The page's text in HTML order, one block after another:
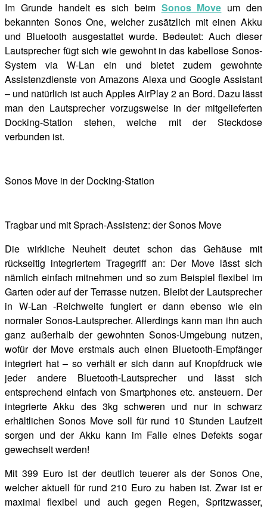
Im Grunde handelt es sich beim Sonos Move um den
bekannten Sonos One, welcher zusätzlich mit einen Akku
und Bluetooth ausgestattet wurde. Bedeutet: Auch dieser
Lautsprecher fügt sich wie gewohnt in das kabellose Sonos-
System via W-Lan ein und bietet zudem gewohnte
Assistenzdienste von Amazons Alexa und Google Assistant
– und natürlich ist auch Apples AirPlay 2 an Bord. Dazu lässt
man den Lautsprecher vorzugsweise in der mitgelieferten
Docking-Station stehen, welche mit der Steckdose
verbunden ist.
Sonos Move in der Docking-Station
Tragbar und mit Sprach-Assistenz: der Sonos Move
Die wirkliche Neuheit deutet schon das Gehäuse mit
rückseitig integriertem Tragegriff an: Der Move lässt sich
nämlich einfach mitnehmen und so zum Beispiel flexibel im
Garten oder auf der Terrasse nutzen. Bleibt der Lautsprecher
in W-Lan -Reichweite fungiert er dann ebenso wie ein
normaler Sonos-Lautsprecher. Allerdings kann man ihn auch
ganz außerhalb der gewohnten Sonos-Umgebung nutzen,
wofür der Move erstmals auch einen Bluetooth-Empfänger
integriert hat – so verhält er sich dann auf Knopfdruck wie
jeder andere Bluetooth-Lautsprecher und lässt sich
entsprechend einfach von Smartphones etc. ansteuern. Der
integrierte Akku des 3kg schweren und nur in schwarz
erhältlichen Sonos Move soll für rund 10 Stunden Laufzeit
sorgen und der Akku kann im Falle eines Defekts sogar
gewechselt werden!
Mit 399 Euro ist der deutlich teuerer als der Sonos One,
welcher aktuell für rund 210 Euro zu haben ist. Zwar ist er
maximal flexibel und auch gegen Regen, Spritzwasser,